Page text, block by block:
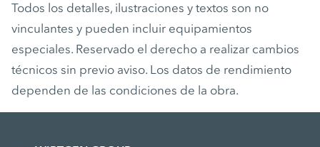
Todos los detalles, ilustraciones y textos son no
vinculantes y pueden incluir equipamientos
especiales. Reservado el derecho a realizar cambios
técnicos sin previo aviso. Los datos de rendimiento
dependen de las condiciones de la obra.